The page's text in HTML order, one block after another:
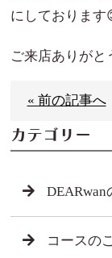
にしております
ご来店ありがと
« 前の記事へ
カテゴリー
DEARwan
コースの